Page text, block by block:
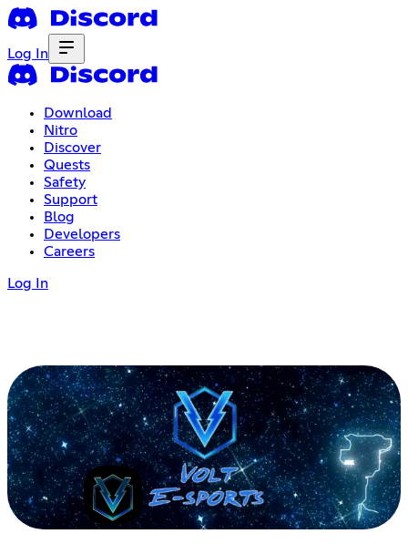
Log In
Download
Nitro
Discover
Quests
Safety
Support
Blog
Developers
Careers
Log In